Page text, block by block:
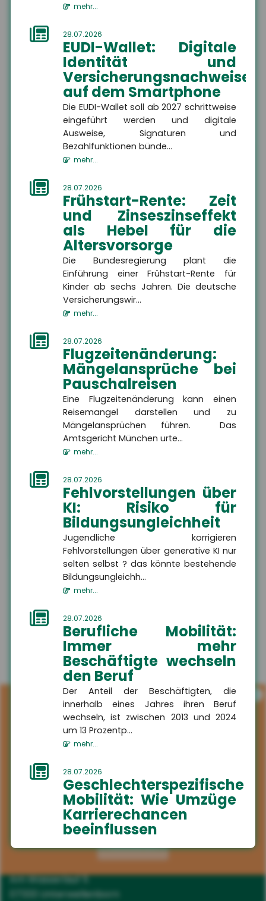
mehr...
28.07.2026
EUDI-Wallet: Digitale
Identität und
Versicherungsnachweise
auf dem Smartphone
Die EUDI-Wallet soll ab 2027 schrittweise
eingeführt werden und digitale
Ausweise, Signaturen und
Bezahlfunktionen bünde...
mehr...
28.07.2026
Frühstart-Rente: Zeit
und Zinseszinseffekt
als Hebel für die
Altersvorsorge
Die Bundesregierung plant die
Einführung einer Frühstart-Rente für
Kinder ab sechs Jahren. Die deutsche
Versicherungswir...
mehr...
28.07.2026
Flugzeitenänderung:
Mängelansprüche bei
Pauschalreisen
Eine Flugzeitenänderung kann einen
Reisemangel darstellen und zu
Mängelansprüchen führen. Das
Amtsgericht München urte...
mehr...
28.07.2026
Fehlvorstellungen über
KI: Risiko für
Bildungsungleichheit
Jugendliche korrigieren
Fehlvorstellungen über generative KI nur
selten selbst ? das könnte bestehende
Bildungsungleichh...
mehr...
28.07.2026
Berufliche Mobilität:
Immer mehr
Beschäftigte wechseln
den Beruf
Der Anteil der Beschäftigten, die
innerhalb eines Jahres ihren Beruf
wechseln, ist zwischen 2013 und 2024
um 13 Prozentp...
mehr...
28.07.2026
Geschlechterspezifische
Mobilität: Wie Umzüge
Karrierechancen
beeinflussen
Herausforderung, berufliche
Kompromisse eingehen zu müssen. Eine
aktuelle Studie...
mehr...
info@hsh24.de
Kontakt
Firma
Name
Straße, Hausnummer
Ort
E-Mail
Bitte rufen Sie mich zurück
am
um
ABSENDEN
*gekennzeichneten Felder sind Pflichtfelder
Aktivieren
Kontakt
HSH
Versicherungsmakler GmbH
Am Wasserlauf 5
07333 Unterwellenborn